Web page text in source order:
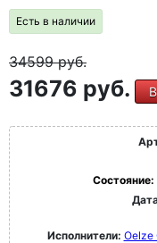
Есть в наличии
34599руб.
31676 руб.
Состояние:
Исполнители: Oelze